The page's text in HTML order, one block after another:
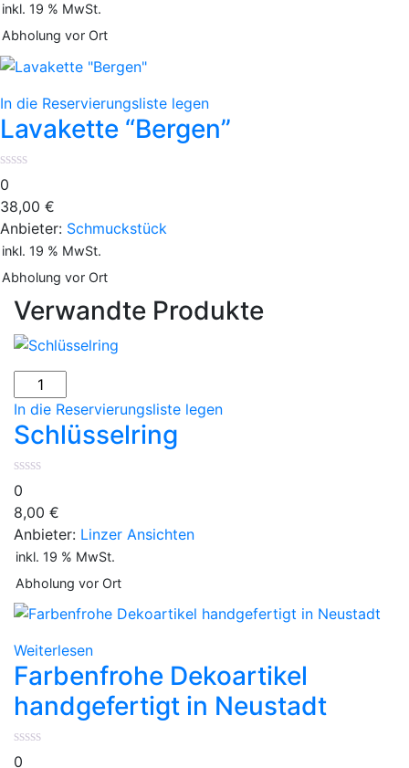
inkl. 19 % MwSt.
Abholung vor Ort
In die Reservierungsliste legen
Lavakette “Bergen”
0
38,00 €
Anbieter: Schmuckstück
inkl. 19 % MwSt.
Abholung vor Ort
Verwandte Produkte
In die Reservierungsliste legen
Schlüsselring
0
8,00 €
Anbieter: Linzer Ansichten
inkl. 19 % MwSt.
Abholung vor Ort
Weiterlesen
Farbenfrohe Dekoartikel
handgefertigt in Neustadt
0